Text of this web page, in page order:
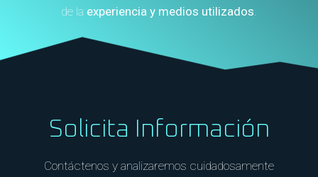
de la experiencia y medios utilizados.
Solicita Información
Contáctenos y analizaremos cuidadosamente